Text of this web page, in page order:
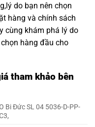
do bạn nên chọn
hàng và chính sách
cùng khám phá lý do
hàng đầu cho
tham khảo bên
Bi Đức SL 04 5036-D-PP-